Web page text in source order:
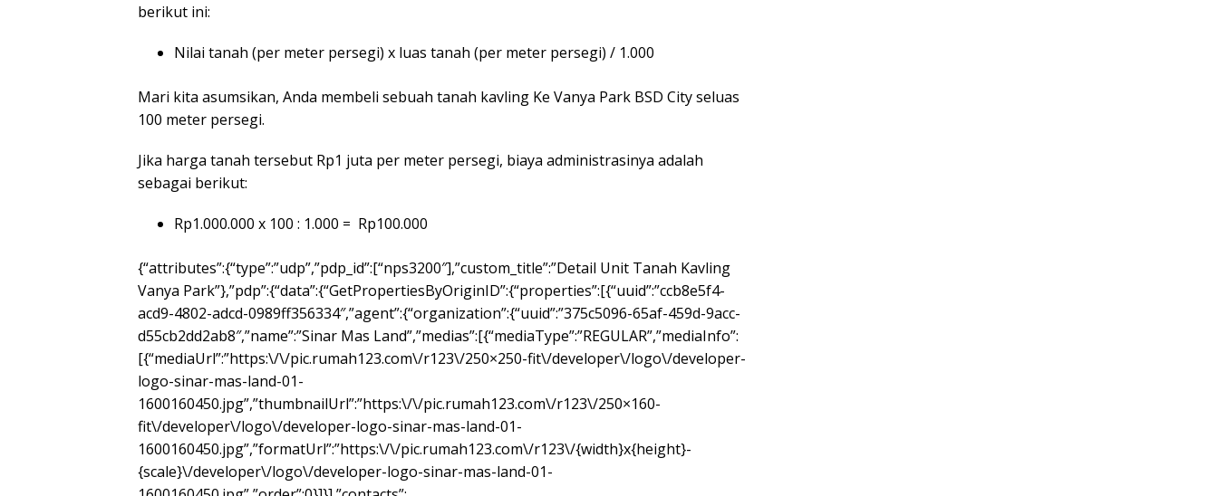
berikut ini:
Nilai tanah (per meter persegi) x luas tanah (per meter persegi) / 1.000
Mari kita asumsikan, Anda membeli sebuah tanah kavling Ke Vanya Park BSD City seluas
100 meter persegi.
Jika harga tanah tersebut Rp1 juta per meter persegi, biaya administrasinya adalah
sebagai berikut:
Rp1.000.000 x 100 : 1.000 = Rp100.000
{“attributes”:{“type”:”udp”,”pdp_id”:[“nps3200″],”custom_title”:”Detail Unit Tanah Kavling
Vanya Park”},”pdp”:{“data”:{“GetPropertiesByOriginID”:{“properties”:[{“uuid”:”ccb8e5f4-
acd9-4802-adcd-0989ff356334″,”agent”:{“organization”:{“uuid”:”375c5096-65af-459d-9acc-
d55cb2dd2ab8″,”name”:”Sinar Mas Land”,”medias”:[{“mediaType”:”REGULAR”,”mediaInfo”:
[{“mediaUrl”:”https:\/\/pic.rumah123.com\/r123\/250×250-fit\/developer\/logo\/developer-
logo-sinar-mas-land-01-
1600160450.jpg”,”thumbnailUrl”:”https:\/\/pic.rumah123.com\/r123\/250×160-
fit\/developer\/logo\/developer-logo-sinar-mas-land-01-
1600160450.jpg”,”formatUrl”:”https:\/\/pic.rumah123.com\/r123\/{width}x{height}-
{scale}\/developer\/logo\/developer-logo-sinar-mas-land-01-